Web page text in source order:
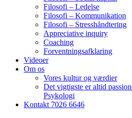
Filosofi – Ledelse
Filosofi – Kommunikation
Filosofi – Stresshåndtering
Appreciative inquiry
Coaching
Forventningsafklaring
Videoer
Om os
Vores kultur og værdier
Det vigtigste er altid
Psykologi
Kontakt 7026 6646